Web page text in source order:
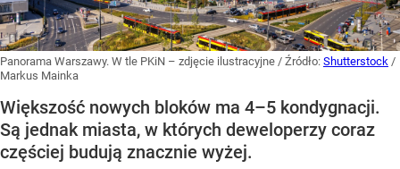
Panorama Warszawy. W tle PKiN – zdjęcie ilustracyjne / Źródło: Shutterstock /
Markus Mainka
Większość nowych bloków ma 4–5 kondygnacji.
Są jednak miasta, w których deweloperzy coraz
częściej budują znacznie wyżej.